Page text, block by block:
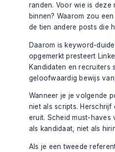
randen. Voor wie is deze
binnen? Waarom zou
de tien andere posts die
Daarom is keyword-
opgemerkt presteert
Kandidaten en recruiters
geloofwaardig bewijs
Wanneer je je volgende
niet als scripts.
eruit. Scheid must-haves
als kandidaat, niet als
Als je een tweede